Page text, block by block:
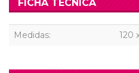
FICHA TÉCNICA
Medidas: 120